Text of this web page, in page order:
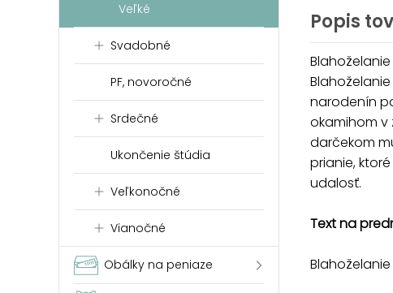
Veľké
Svadobné
PF, novoročné
Srdečné
Ukončenie štúdia
Veľkonočné
Vianočné
Obálky na peniaze
Popis
narodenín
okamihom v
darčekom
prianie,
udalosť.
Text na